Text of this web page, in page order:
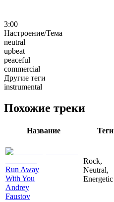
3:00
Настроение/Тема
neutral
upbeat
peaceful
commercial
Другие теги
instrumental
Похожие треки
Название Теги
Run Away
With You
Andrey
Faustov
Rock,
Neutral,
Energetic